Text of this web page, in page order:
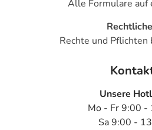
Alle Formulare auf
Rechte und Pflichten
Unsere
Mo - Fr 9:00 -
Sa 9:00 -